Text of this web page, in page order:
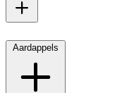
Aardappels